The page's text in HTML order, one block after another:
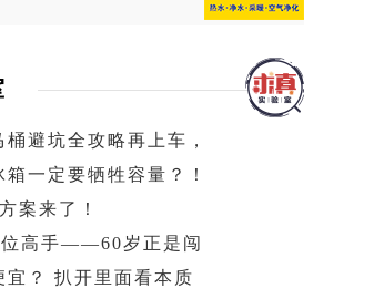
避坑全攻略再上车，
一定要牺牲容量？！
案来了！
位高手——60岁正是闯
宜？ 扒开里面看本质